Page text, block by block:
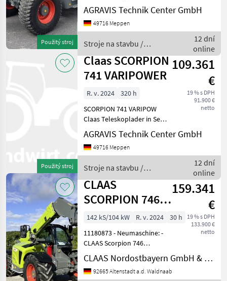
Použitý stroj
Serienausstattung Stroje na
stavbu Teleskopové
nakladače
AGRAVIS Technik Center GmbH
49716 Meppen
Stroje na stavbu /
Claas
12 dní
online
Použitý stroj
Claas SCORPION
741 VARIPOWER
109.361
€
19 % s DPH
91.900 €
netto
R. v. 2024
320 h
SCORPION 741 VARIPOW
Claas Teleskoplader in Serie
LT_B04 CLAAS
Werkzeugträger,
hydraulisch, inkl.
Schwenkwinkel 150° / 152°
LT_B10 Teleskoparmführu
AGRAVIS Technik Center GmbH
49716 Meppen
Stroje na stavbu /
Claas
12 dní
online
CLAAS
SCORPION 746
VARIPOWER ST5
159.341
€
19 % s DPH
133.900 €
netto
142 kS/104 kW R. v. 2024
30 h
11180873 - Neumaschine: -
CLAAS Scorpion 746
VariPower- Baujahr: 2024
Technikjahr: 2024 -
Betriebsstunden: ca. 5 h -
CLAAS Nordostbayern GmbH & Co. KG, Altenstadt
92665 Altenstadt a.d. Waldnaab